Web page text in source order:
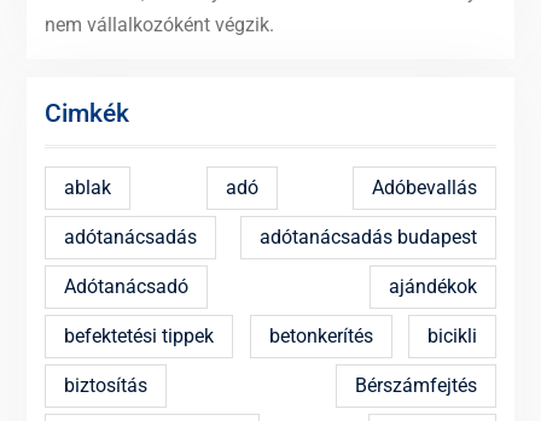
nem vállalkozóként végzik.
Cimkék
ablak adó Adóbevallás
adótanácsadás adótanácsadás budapest
Adótanácsadó ajándékok
befektetési tippek betonkerítés bicikli
biztosítás Bérszámfejtés